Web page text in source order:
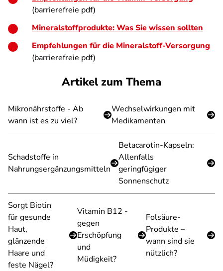
(barrierefreie pdf)
Mineralstoffprodukte: Was Sie wissen sollten
Empfehlungen für die Mineralstoff-Versorgung
(barrierefreie pdf)
Artikel zum Thema
Mikronährstoffe - Ab
wann ist es zu viel?
Wechselwirkungen mit
Medikamenten
Schadstoffe in
Nahrungsergänzungsmitteln
Betacarotin-Kapseln:
Allenfalls
geringfügiger
Sonnenschutz
Sorgt Biotin
für gesunde
Haut,
glänzende
Haare und
feste Nägel?
Vitamin B12 -
gegen
Erschöpfung
und
Müdigkeit?
Folsäure-
Produkte –
wann sind sie
nützlich?